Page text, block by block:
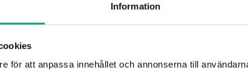
Information
för att anpassa innehållet och annonserna till
676 69 00
för dig som är medlem: